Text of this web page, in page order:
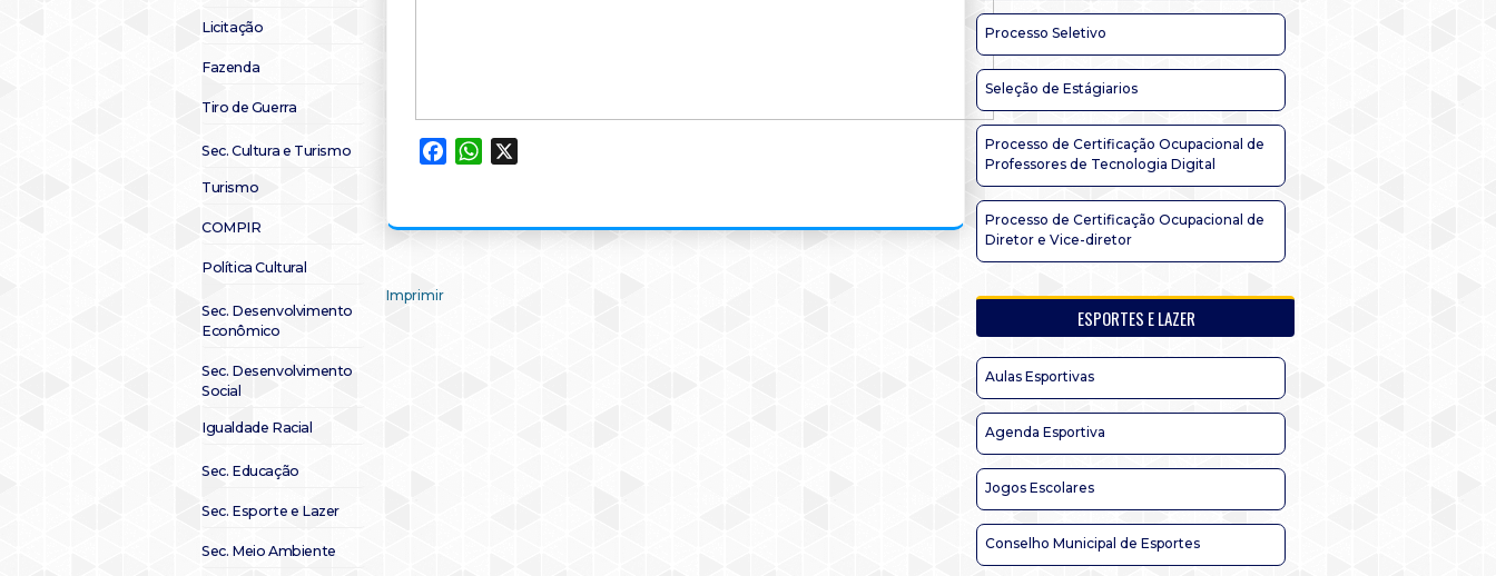
Licitação
Fazenda
Tiro de Guerra
Sec. Cultura e Turismo
Turismo
COMPIR
Política Cultural
Sec. Desenvolvimento
Econômico
Sec. Desenvolvimento
Social
Igualdade Racial
Sec. Educação
Sec. Esporte e Lazer
Sec. Meio Ambiente
FacebookWhatsApp
Imprimir
Processo Seletivo
Seleção de Estágiarios
Processo de Certificação Ocupacional de
Professores de Tecnologia Digital
Processo de Certificação Ocupacional de
Diretor e Vice-diretor
ESPORTES E LAZER
Aulas Esportivas
Agenda Esportiva
Jogos Escolares
Conselho Municipal de Esportes